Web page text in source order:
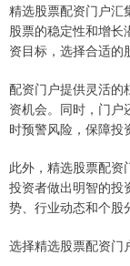
精选股票配资门户汇
股票的稳定性和增长
资目标，选择合适的
配资门户提供灵活的
资机会。同时，门户
时预警风险，保障投
此外，精选股票配资
投资者做出明智的投
势、行业动态和个股
选择精选股票配资门